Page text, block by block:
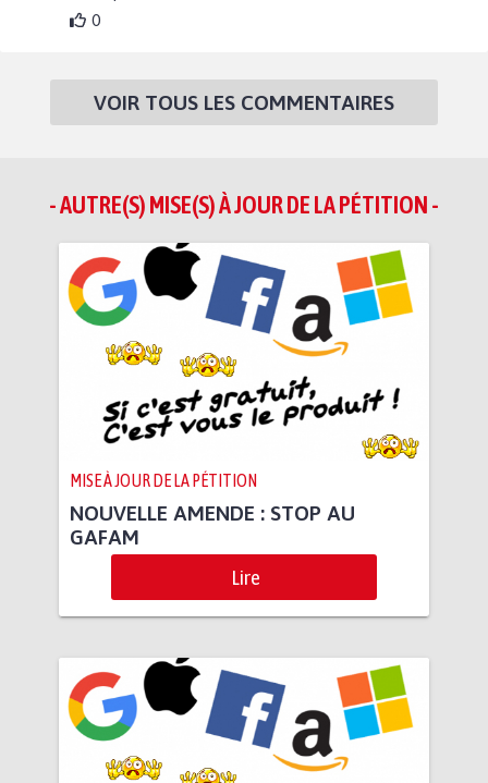
0
VOIR TOUS LES COMMENTAIRES
- AUTRE(S) MISE(S) À JOUR DE LA PÉTITION -
MISE À JOUR DE LA PÉTITION
NOUVELLE AMENDE : STOP AU
GAFAM
Lire